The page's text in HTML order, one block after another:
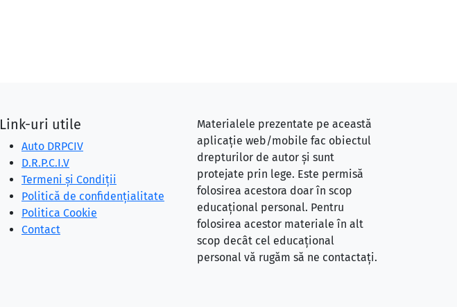
Link-uri utile
Auto DRPCIV
D.R.P.C.I.V
Termeni și Condiții
Politică de confidențialitate
Politica Cookie
Contact
Materialele prezentate pe această
aplicație web/mobile fac obiectul
drepturilor de autor și sunt
protejate prin lege. Este permisă
folosirea acestora doar în scop
educațional personal. Pentru
folosirea acestor materiale în alt
scop decât cel educațional
personal vă rugăm să ne contactați.